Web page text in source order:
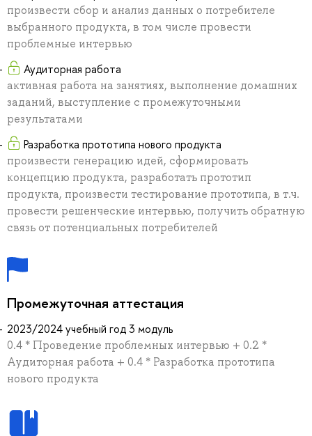
произвести сбор и анализ данных о потребителе
выбранного продукта, в том числе провести
проблемные интервью
Аудиторная работа
активная работа на занятиях, выполнение домашних
заданий, выступление с промежуточными
результатами
Разработка прототипа нового продукта
произвести генерацию идей, сформировать
концепцию продукта, разработать прототип
продукта, произвести тестирование прототипа, в т.ч.
провести решенческие интервью, получить обратную
связь от потенциальных потребителей
Промежуточная аттестация
2023/2024 учебный год 3 модуль
0.4 * Проведение проблемных интервью + 0.2 *
Аудиторная работа + 0.4 * Разработка прототипа
нового продукта